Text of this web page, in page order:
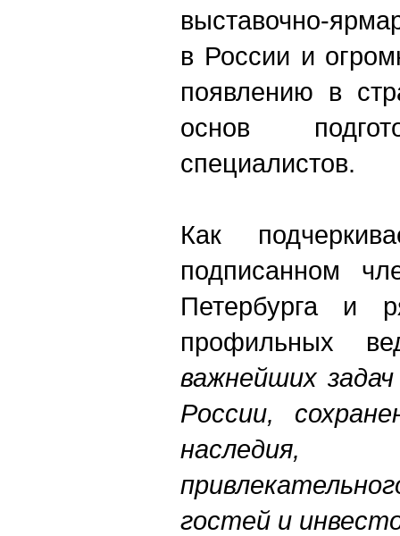
выставочно-
в России и
появлению в
основ
специалистов.
Как
подписанном
Петербурга и
профильных
важнейших
России,
наследия,
гостей и